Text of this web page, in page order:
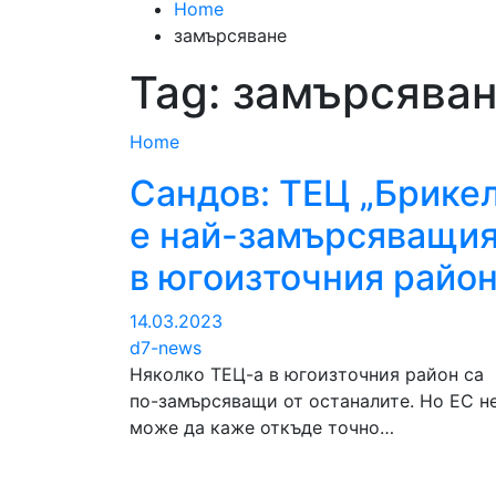
Home
замърсяване
Tag:
Home
Сандов: ТЕЦ
е най-
в югоизточния район
14.03.2023
d7-news
Няколко ТЕЦ-а в югоизточния район са
по-замърсяващи от останалите. Но ЕС
може да каже откъде точно…